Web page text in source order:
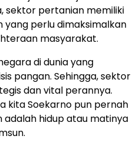
sektor pertanian memiliki
yang perlu dimaksimalkan
masyarakat.
di dunia yang
pangan. Sehingga, sektor
dan vital perannya.
kita Soekarno pun pernah
hidup atau matinya